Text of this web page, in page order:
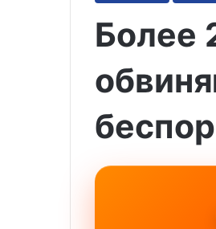
Более